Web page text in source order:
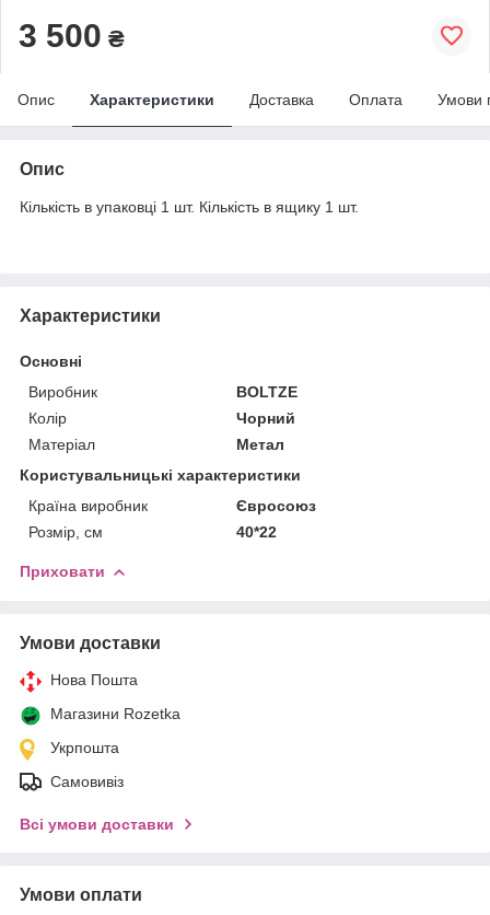
3 500 ₴
Опис Характеристики Доставка Оплата Умови
Опис
Кількість в упаковці 1 шт. Кількість в ящику 1 шт.
Характеристики
Основні
Виробник
BOLTZE
Колір
Чорний
Матеріал
Метал
Користувальницькі характеристики
Країна виробник
Євросоюз
Розмір, см
40*22
Приховати
Умови доставки
Нова Пошта
Магазини Rozetka
Укрпошта
Самовивіз
Всі умови доставки
Умови оплати